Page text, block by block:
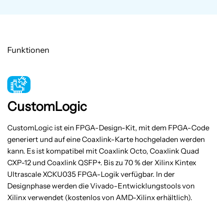
Funktionen
CustomLogic
CustomLogic ist ein FPGA-Design-Kit, mit dem FPGA-Code
generiert und auf eine Coaxlink-Karte hochgeladen werden
kann. Es ist kompatibel mit Coaxlink Octo, Coaxlink Quad
CXP-12 und Coaxlink QSFP+. Bis zu 70 % der Xilinx Kintex
Ultrascale XCKU035 FPGA-Logik verfügbar. In der
Designphase werden die Vivado-Entwicklungstools von
Xilinx verwendet (kostenlos von AMD-Xilinx erhältlich).